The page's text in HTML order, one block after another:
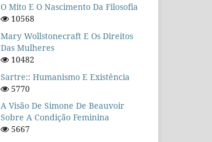
O Mito E O Nascimento Da Filosofia
10568
Mary Wollstonecraft E Os Direitos
Das Mulheres
10482
Sartre:: Humanismo E Existência
5770
A Visão De Simone De Beauvoir
Sobre A Condição Feminina
5667